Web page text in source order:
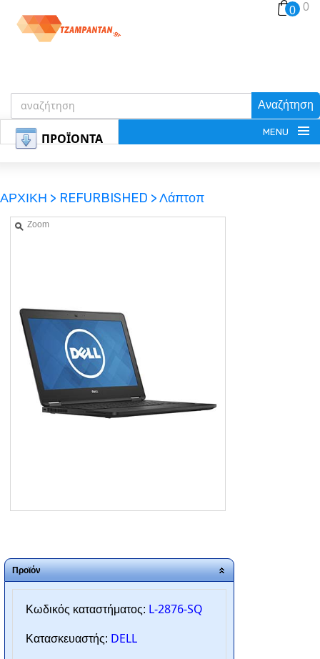
Αναζήτηση
0 0
ΠΡΟΪΟΝΤΑ MENU
ΚΑΛΑΘΙ-ΑΓΟΡΩΝ
ΑΡΧΙΚΗ
ΠΟΙΟΙ ΕΙΜΑΣΤΕ
ΑΡΧΙΚΗ > REFURBISHED >Λάπτοπ
Zoom
Προϊόν
Κωδικός καταστήματος: L-2876-SQ
Κατασκευαστής: DELL